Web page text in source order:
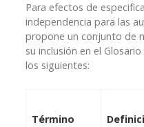
Para efectos de
independencia para las
propone un conjunto de
su inclusión en el
los siguientes:
Término